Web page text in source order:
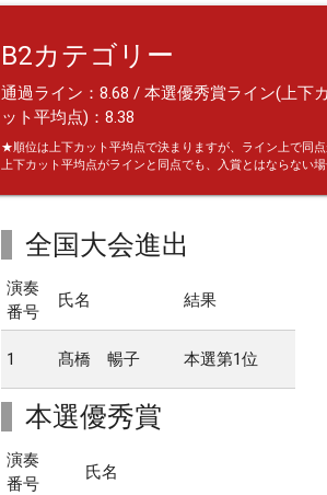
B2カテゴリー
通過ライン：8.68 / 本選優秀賞ライン(上下
ット平均点)：8.38
★順位は上下カット平均点で決まりますが、ライン上で同
上下カット平均点がラインと同点でも、入賞とはならない場
全国大会進出
演奏
番号
氏名 結果
1 髙橋 暢子 本選第1位
本選優秀賞
演奏
番号
氏名